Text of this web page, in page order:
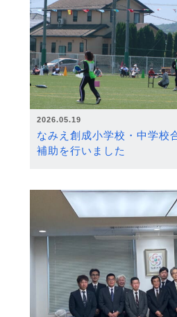
2026.05.19
なみえ創成小学校・中学校
補助を行いました